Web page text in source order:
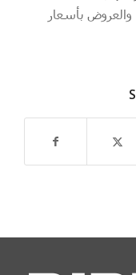
والعروض بأسعار